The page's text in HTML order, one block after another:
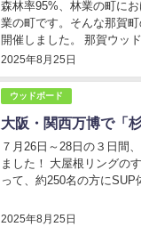
2025年8月25日
森林率95%、林業の町に
業の町です。そんな那賀
開催しました。 那賀ウッ
造・販売しています。 木
ウッドボード
大阪・関西万博で「
2025年8月25日
７月26日～28日の３日間
ました！ 大屋根リングの
って、約250名の方にSUP体験を楽しん